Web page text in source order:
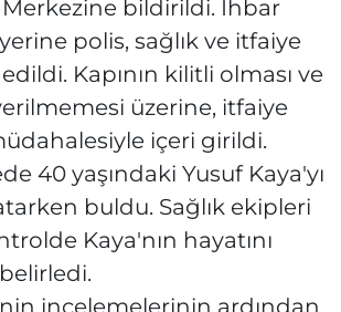
Merkezine bildirildi. İhbar
polis, sağlık ve itfaiye
Kapının kilitli olması ve
üzerine, itfaiye
içeri girildi.
40 yaşındaki Yusuf Kaya'yı
buldu. Sağlık ekipleri
Kaya'nın hayatını
incelemelerinin ardından